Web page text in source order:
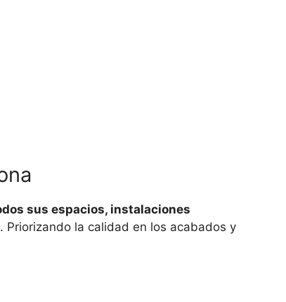
sus espacios, instalaciones
. Priorizando la calidad en los acabados y